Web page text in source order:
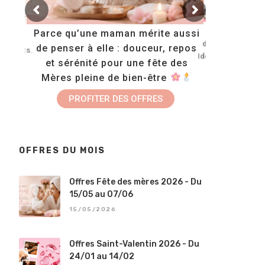
PROFITER DES OFFRES
Parce qu’une maman mérite aussi
de penser à elle : douceur, repos
et sérénité pour une fête des
Mères pleine de bien-être
disponibles en
Idéals pour
OFFRES DU MOIS
Offres Fête des mères 2026 - Du
15/05 au 07/06
15/05/2026
Offres Saint-Valentin 2026 - Du
24/01 au 14/02